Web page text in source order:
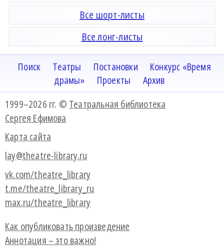
Все шорт-листы
Все лонг-листы
Поиск Театры Постановки
Конкурс «Время
драмы»
Проекты
Архив
1999–2026 гг. © Театральная библиотека
Сергея Ефимова
Карта сайта
lay@theatre-library.ru
vk.com/theatre_library
t.me/theatre_library_ru
max.ru/theatre_library
Как опубликовать произведение
Аннотация – это важно!